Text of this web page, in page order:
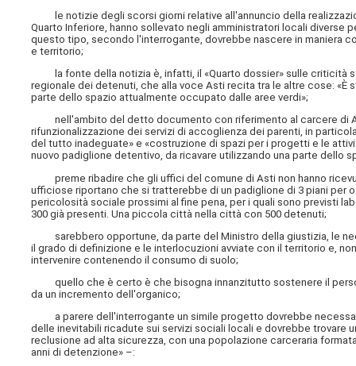
le notizie degli scorsi giorni relative all'annuncio della
Quarto Inferiore, hanno sollevato negli amministratori locali
questo tipo, secondo l'interrogante, dovrebbe nascere in maniera
e territorio;
la fonte della notizia è, infatti, il «Quarto dossier» sulle criticità
regionale dei detenuti, che alla voce Asti recita tra le altre cose: «È
parte dello spazio attualmente occupato dalle aree verdi»;
nell'ambito del detto documento con riferimento al carcere di
rifunzionalizzazione dei servizi di accoglienza dei parenti, in
del tutto inadeguate» e «costruzione di spazi per i progetti e le
nuovo padiglione detentivo, da ricavare utilizzando una parte dello
preme ribadire che gli uffici del comune di Asti non hanno
ufficiose riportano che si tratterebbe di un padiglione di 3 piani per
pericolosità sociale prossimi al fine pena, per i quali sono previsti
300 già presenti. Una piccola città nella città con 500 detenuti;
sarebbero opportune, da parte del Ministro della giustizia, le
il grado di definizione e le interlocuzioni avviate con il territorio e,
intervenire contenendo il consumo di suolo;
quello che è certo è che bisogna innanzitutto sostenere il
da un incremento dell'organico;
a parere dell'interrogante un simile progetto dovrebbe
delle inevitabili ricadute sui servizi sociali locali e dovrebbe trovare
reclusione ad alta sicurezza, con una popolazione carceraria
anni di detenzione» –: